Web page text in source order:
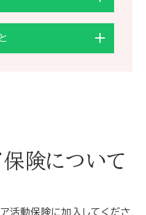
保険について
活動保険に加入してくださ